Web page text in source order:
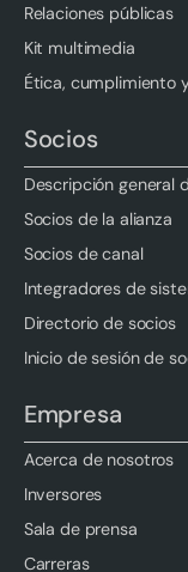
Relaciones públicas
Kit multimedia
Ética, cumplimiento
Socios
Descripción general
Socios de la alianza
Socios de canal
Integradores de
Directorio de socios
Inicio de sesión de
Empresa
Acerca de nosotros
Inversores
Sala de prensa
Carreras